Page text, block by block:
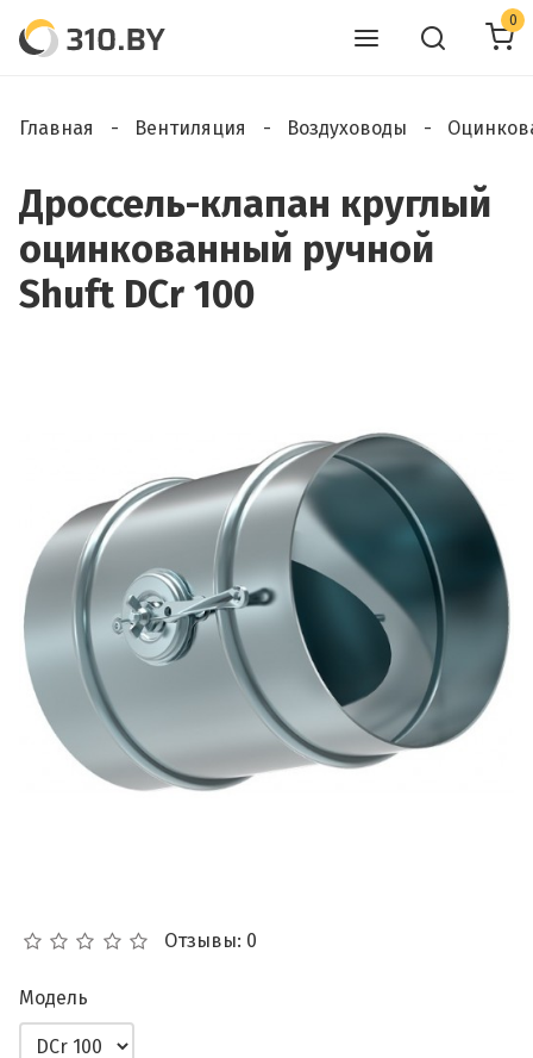
0
Главная Вентиляция Воздуховоды
Дроссель-клапан круглый
оцинкованный ручной
Shuft DCr 100
Отзывы: 0
Модель